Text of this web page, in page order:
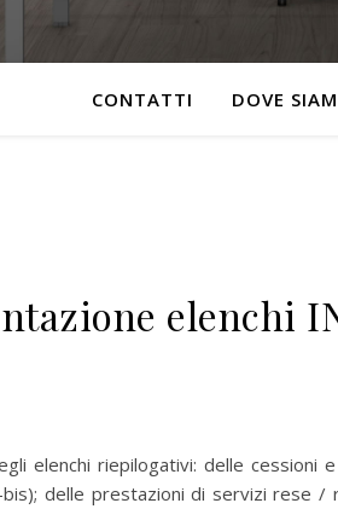
CONTATTI DOVE
elenchi
elenchi riepilogativi: delle cessioni
delle prestazioni di servizi rese